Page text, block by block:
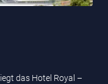
liegt das Hotel Royal –